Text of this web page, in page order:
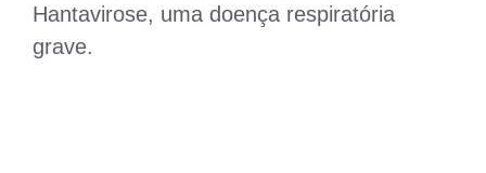
Hantavirose, uma doença respiratória
grave.